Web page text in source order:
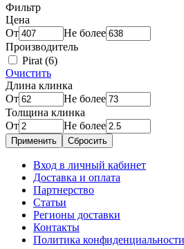
Фильтр
Цена
От
Не более
Производитель
Pirat (6)
Очистить
Длина клинка
От
Не более
Толщина клинка
От
Не более
Применить Сбросить
Вход в личный кабинет
Доставка и оплата
Партнерство
Статьи
Регионы доставки
Контакты
Политика конфиденциальности